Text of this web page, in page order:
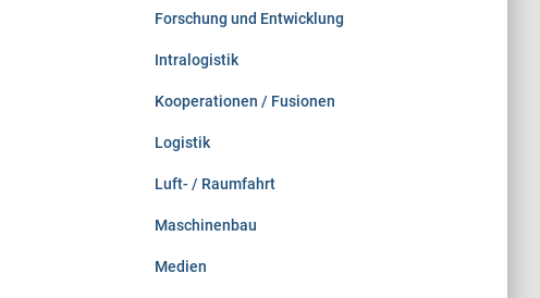
Forschung und Entwicklung
Intralogistik
Kooperationen / Fusionen
Logistik
Luft- / Raumfahrt
Maschinenbau
Medien